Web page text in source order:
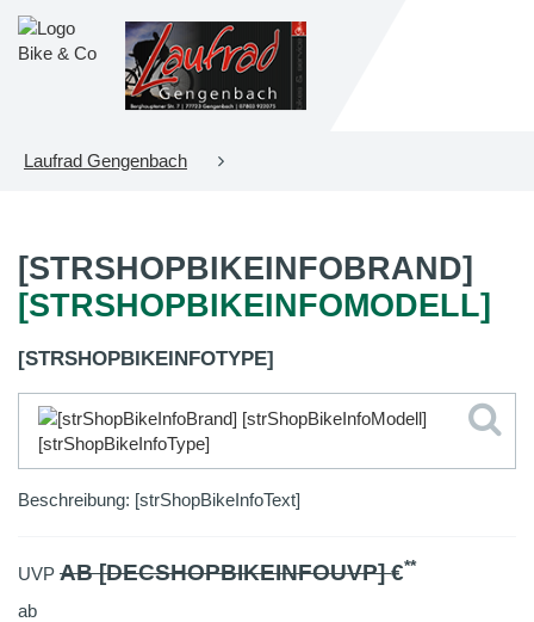
Laufrad Gengenbach
[STRSHOPBIKEINFOBRAND]
[STRSHOPBIKEINFOMODELL]
[STRSHOPBIKEINFOTYPE]
Beschreibung: [strShopBikeInfoText]
UVP AB [DECSHOPBIKEINFOUVP]€**
ab